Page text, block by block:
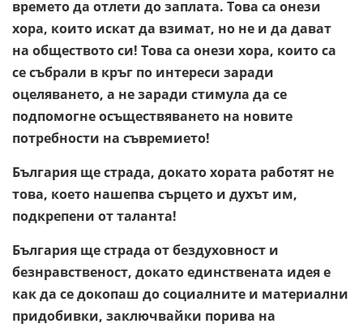
времето да отлети до заплата. Това са онези
хора, които искат да взимат, но не и да дават
на обществото си! Това са онези хора, които са
се събрали в кръг по интереси заради
оцеляването, а не заради стимула да се
подпомогне осъществяването на новите
потребности на съвремието!
България ще страда, докато хората работят не
това, което нашепва сърцето и духът им,
подкрепени от таланта!
България ще страда от бездуховност и
безнравственост, докато единствената идея е
как да се докопаш до социалните и материални
придобивки, заключвайки порива на